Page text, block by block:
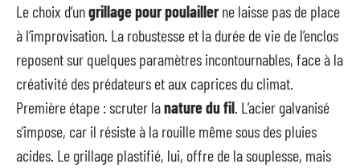
Le choix d’ungrillage pour poulaillerne laisse pas de place
à l’improvisation. La robustesse et la durée de vie de l’enclos
reposent sur quelques paramètres incontournables, face à la
créativité des prédateurs et aux caprices du climat.
Première étape : scruter lanature du fil . L’acier galvanisé
s’impose, car il résiste à la rouille même sous des pluies
acides. Le grillage plastifié, lui, offre de la souplesse, mais